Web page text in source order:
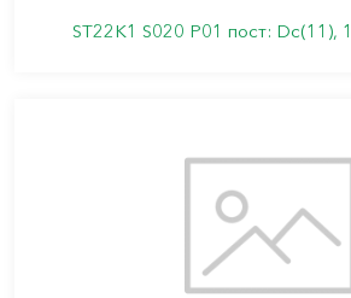
ST22K1 S020 P01 пост: Dc(11),